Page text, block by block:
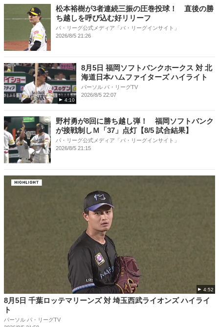
松本裕樹が3者連続三振の圧巻投球！ 直後の勝
ち越しを呼び込む好リリーフ
パ・リーグ公式メディア「パ・リーグインサイト」
2026/8/5 21:26
4:10
8月5日 福岡ソフトバンクホークス 対 北
海道日本ハムファイターズ ハイライト
パーソル パ・リーグTV
2026/8/5 22:07
野村勇が8回に勝ち越し弾！ 福岡ソフトバンク
が接戦制しＭ「37」点灯【8/5 試合結果】
パ・リーグ公式メディア「パ・リーグインサイト」
2026/8/5 21:15
4:52
8月5日 千葉ロッテマリーンズ 対 埼玉西武ライオンズ ハイライ
ト
パーソル パ・リーグTV